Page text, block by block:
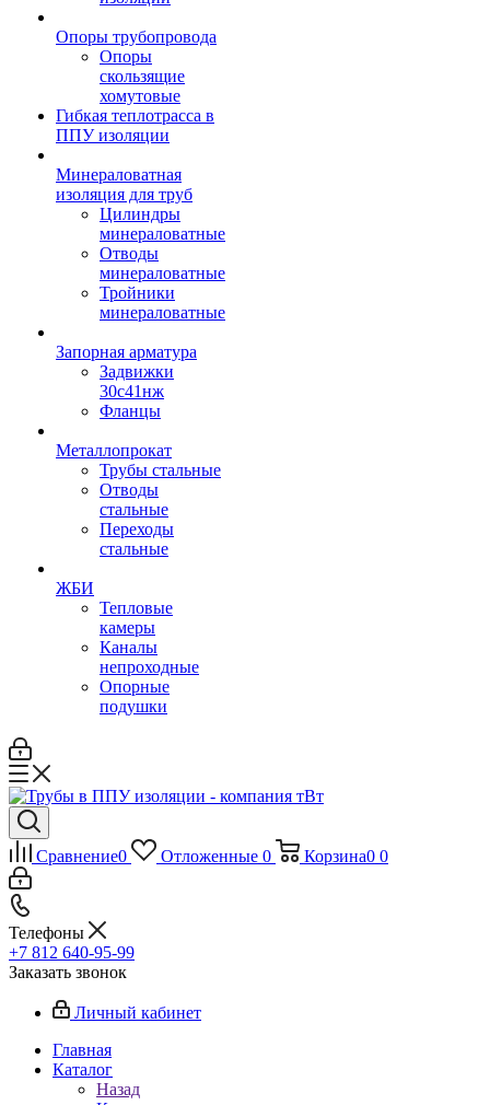
Опоры трубопровода
Опоры
скользящие
хомутовые
Гибкая теплотрасса в
ППУ изоляции
Минераловатная
изоляция для труб
Цилиндры
минераловатные
Отводы
минераловатные
Тройники
минераловатные
Запорная арматура
Задвижки
30с41нж
Фланцы
Металлопрокат
Трубы стальные
Отводы
стальные
Переходы
стальные
ЖБИ
Тепловые
камеры
Каналы
непроходные
Опорные
подушки
Сравнение0 Отложенные 0 Корзина0 0
Телефоны
+7 812 640-95-99
Заказать звонок
Личный кабинет
Главная
Каталог
Назад